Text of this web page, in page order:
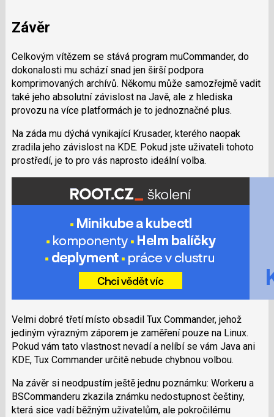
Závěr
Celkovým vítězem se stává program muCommander, do
dokonalosti mu schází snad jen širší podpora
komprimovaných archívů. Někomu může samozřejmě vadit
také jeho absolutní závislost na Javě, ale z hlediska
provozu na více platformách je to jednoznačné plus.
Na záda mu dýchá vynikající Krusader, kterého naopak
zradila jeho závislost na KDE. Pokud jste uživateli tohoto
prostředí, je to pro vás naprosto ideální volba.
Velmi dobré třetí místo obsadil Tux Commander, jehož
jediným výrazným záporem je zaměření pouze na Linux.
Pokud vám tato vlastnost nevadí a nelíbí se vám Java ani
KDE, Tux Commander určitě nebude chybnou volbou.
Na závěr si neodpustím ještě jednu poznámku: Workeru a
BSCommanderu zkazila známku nedostupnost češtiny,
která sice vadí běžným uživatelům, ale pokročilému